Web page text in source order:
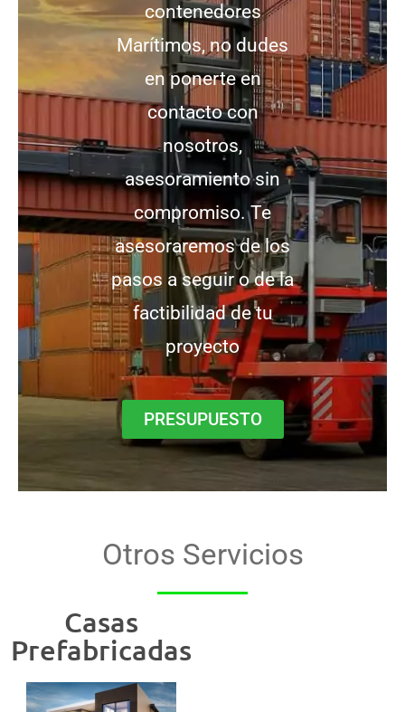
contenedores
Marítimos, no dudes
en ponerte en
contacto con
nosotros,
asesoramiento sin
compromiso. Te
asesoraremos de los
pasos a seguir o de la
factibilidad de tu
proyecto
PRESUPUESTO
Otros Servicios
Casas
Prefabricadas